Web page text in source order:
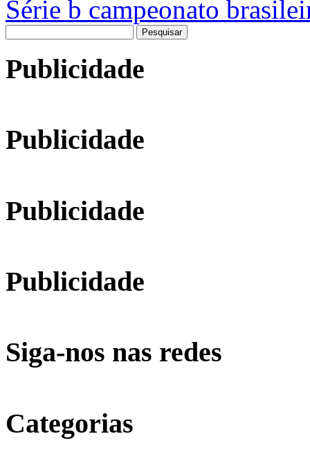
Série b campeonato
por:
Publicidade
Publicidade
Publicidade
Publicidade
Siga-nos nas redes
Categorias